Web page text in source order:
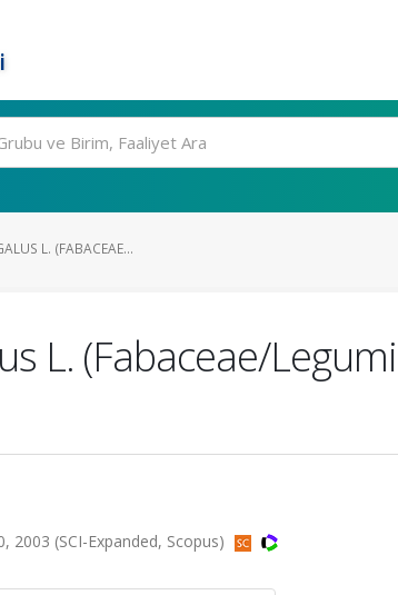
L. (FABACEAE...
L. (Fabaceae/
2003 (SCI-Expanded, Scopus)